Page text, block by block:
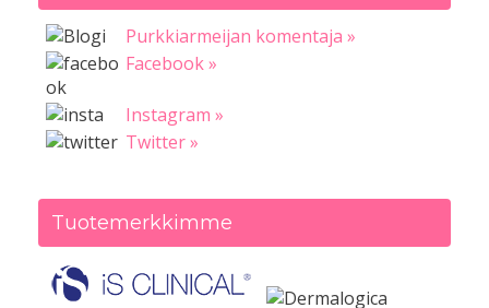
Purkkiarmeijan komentaja »
Facebook »
Instagram »
Twitter »
Tuotemerkkimme